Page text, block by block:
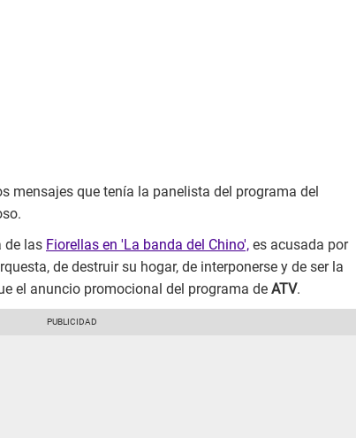
mensajes que tenía la panelista del programa del
de las Fiorellas en 'La banda del Chino', es acusada por
de destruir su hogar, de interponerse y de ser la
el anuncio promocional del programa de ATV.